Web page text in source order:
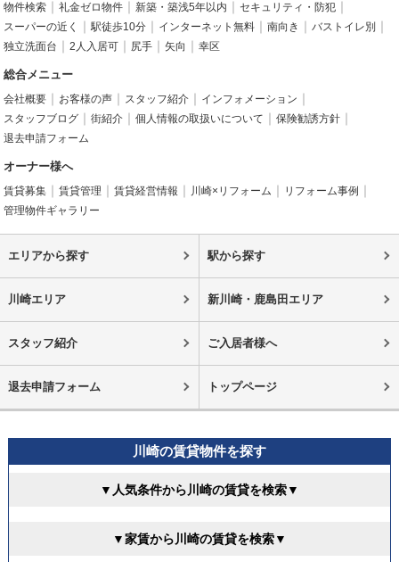
物件検索 礼金ゼロ物件 新築・築浅5年以内
セキュリティ・防犯
スーパーの近く
駅徒歩10分 インターネット無料 南向き
バストイレ別
独立洗面台
2人入居可 尻手 矢向 幸区
総合メニュー
会社概要 お客様の声 スタッフ紹介
インフォメーション
スタッフブログ
街紹介 個人情報の取扱いについて
保険勧誘方針
退去申請フォーム
オーナー様へ
賃貸募集 賃貸管理 賃貸経営情報 川崎×リフォーム
リフォーム事例
管理物件ギャラリー
エリアから探す 駅から探す
川崎エリア 新川崎・鹿島田エリア
スタッフ紹介 ご入居者様へ
退去申請フォーム トップページ
川崎の賃貸物件を探す
▼人気条件から川崎の賃貸を検索▼
▼家賃から川崎の賃貸を検索▼